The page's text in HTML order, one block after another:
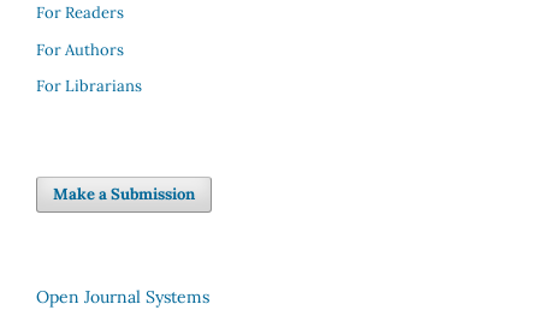
For Readers
For Authors
For Librarians
Make a Submission
Open Journal Systems